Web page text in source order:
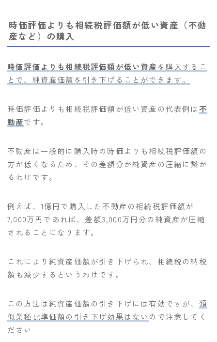
時価評価よりも相続税評価額が低い資産（不動
産など）の購入
時価評価よりも相続税評価額が低い資産 を購入するこ
とで、純資産価額を引き下げることができます。
時価評価よりも相続税評価額が低い資産の代表例は不
動産です。
不動産は一般的に購入時の時価よりも相続税評価額の
方が低くなるため、その差額分が純資産の圧縮に繋が
るわけです。
例えば、1億円で購入した不動産の相続税評価額が
7,000万円であれば、差額3,000万円分の純資産が圧縮
されることになります。
これにより純資産価額が引き下げられ、相続税の納税
額も減少するというわけです。
この方法は純資産価額の引き下げには有効ですが、 類
似業種比準価額の引き下げ効果はない ので注意してく
ださい